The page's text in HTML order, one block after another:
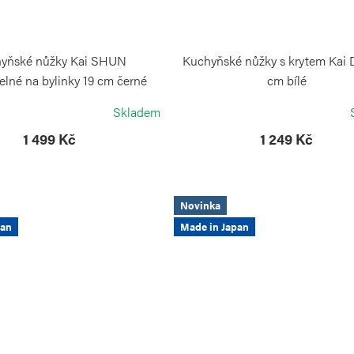
nůžky Kai SHUN
na bylinky 19 cm černé
Skladem
1 499 Kč
Kuchyňské nůžky s krytem Kai
cm bílé
1 249 Kč
Novinka
Made in Japan